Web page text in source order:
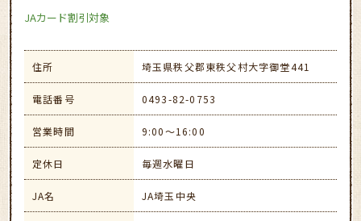
JAカード割引対象
住所 埼玉県秩父郡東秩父村大字御堂441
電話番号 0493-82-0753
営業時間 9:00～16:00
定休日 毎週水曜日
JA名 JA埼玉中央